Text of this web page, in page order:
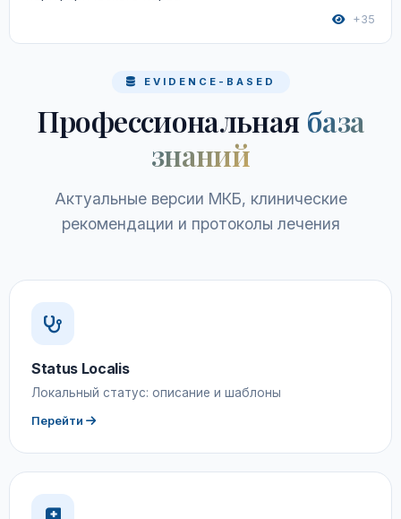
+35
EVIDENCE-BASED
Профессиональная база
знаний
Актуальные версии МКБ, клинические
рекомендации и протоколы лечения
Status Localis
Локальный статус: описание и шаблоны
Перейти